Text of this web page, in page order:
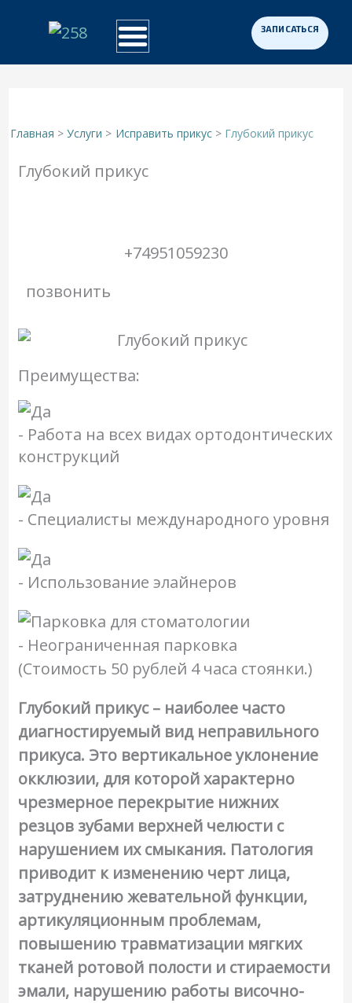
Главная Услуги Исправить прикус Глубокий прикус
Глубокий прикус
+74951059230
позвонить
Преимущества:
- Работа на всех видах ортодонтических
конструкций
- Специалисты международного уровня
- Использование элайнеров
- Неограниченная парковка
(Стоимость 50 рублей 4 часа стоянки.)
Глубокий прикус – наиболее часто
диагностируемый вид неправильного
прикуса. Это вертикальное уклонение
окклюзии, для которой характерно
чрезмерное перекрытие нижних
резцов зубами верхней челюсти с
нарушением их смыкания. Патология
приводит к изменению черт лица,
затруднению жевательной функции,
артикуляционным проблемам,
повышению травматизации мягких
тканей ротовой полости и стираемости
эмали, нарушению работы височно-